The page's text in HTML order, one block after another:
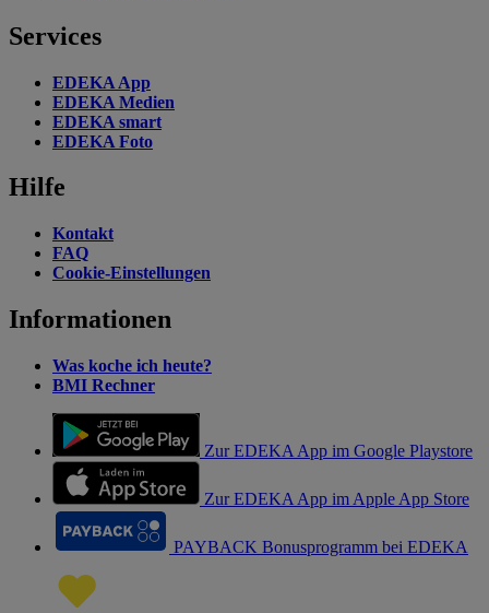
Services
EDEKA App
EDEKA Medien
EDEKA smart
EDEKA Foto
Hilfe
Kontakt
FAQ
Cookie-Einstellungen
Informationen
Was koche ich heute?
BMI Rechner
Zur EDEKA App im Google Playstore
Zur EDEKA App im Apple App Store
PAYBACK Bonusprogramm bei EDEKA